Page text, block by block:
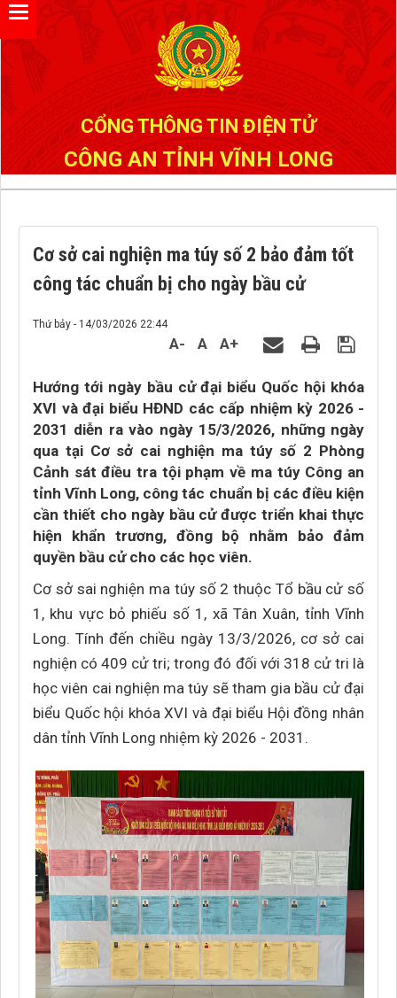
CỔNG THÔNG TIN ĐIỆN TỬ
CÔNG AN TỈNH VĨNH LONG
Cơ sở cai nghiện ma túy số 2 bảo đảm tốt
công tác chuẩn bị cho ngày bầu cử
Thứ bảy - 14/03/2026 22:44
A- A A+
Hướng tới ngày bầu cử đại biểu Quốc hội khóa
XVI và đại biểu HĐND các cấp nhiệm kỳ 2026 -
2031 diễn ra vào ngày 15/3/2026, những ngày
qua tại Cơ sở cai nghiện ma túy số 2 Phòng
Cảnh sát điều tra tội phạm về ma túy Công an
tỉnh Vĩnh Long, công tác chuẩn bị các điều kiện
cần thiết cho ngày bầu cử được triển khai thực
hiện khẩn trương, đồng bộ nhằm bảo đảm
quyền bầu cử cho các học viên.
Cơ sở sai nghiện ma túy số 2 thuộc Tổ bầu cử số
1, khu vực bỏ phiếu số 1, xã Tân Xuân, tỉnh Vĩnh
Long. Tính đến chiều ngày 13/3/2026, cơ sở cai
nghiện có 409 cử tri; trong đó đối với 318 cử tri là
học viên cai nghiện ma túy sẽ tham gia bầu cử đại
biểu Quốc hội khóa XVI và đại biểu Hội đồng nhân
dân tỉnh Vĩnh Long nhiệm kỳ 2026 - 2031.